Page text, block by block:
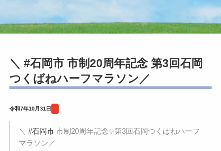
＼ #石岡市 市制20周年記念 第3回石岡
つくばねハーフマラソン／
令和7年10月31日
＼ #石岡市市制20周年記念✨第3回石岡つくばねハーフ
マラソン／